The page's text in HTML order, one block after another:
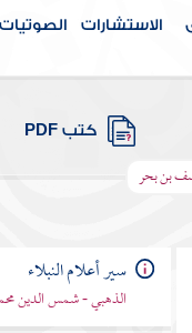
الاستشارات الصوتيات
كتب PDF
بن بحر
سير أعلام النبلاء
الذهبي - شمس الدين